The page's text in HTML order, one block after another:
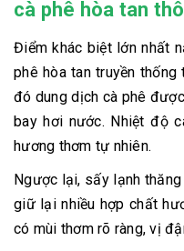
cà phê hòa tan
Điểm khác biệt lớn nhất
phê hòa tan truyền
đó dung dịch cà phê
bay hơi nước. Nhiệt độ
hương thơm tự nhiên.
Ngược lại, sấy lạnh
giữ lại nhiều hợp chất
có mùi thơm rõ ràng, vị